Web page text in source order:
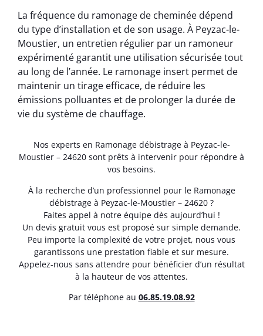
La fréquence du ramonage de cheminée dépend
du type d’installation et de son usage. À Peyzac-le-
Moustier, un entretien régulier par un ramoneur
expérimenté garantit une utilisation sécurisée tout
au long de l’année. Le ramonage insert permet de
maintenir un tirage efficace, de réduire les
émissions polluantes et de prolonger la durée de
vie du système de chauffage.
Nos experts en Ramonage débistrage à Peyzac-le-
Moustier – 24620 sont prêts à intervenir pour répondre à
vos besoins.
À la recherche d’un professionnel pour le Ramonage
débistrage à Peyzac-le-Moustier – 24620 ?
Faites appel à notre équipe dès aujourd’hui !
Un devis gratuit vous est proposé sur simple demande.
Peu importe la complexité de votre projet, nous vous
garantissons une prestation fiable et sur mesure.
Appelez-nous sans attendre pour bénéficier d’un résultat
à la hauteur de vos attentes.
Par téléphone au 06.85.19.08.92